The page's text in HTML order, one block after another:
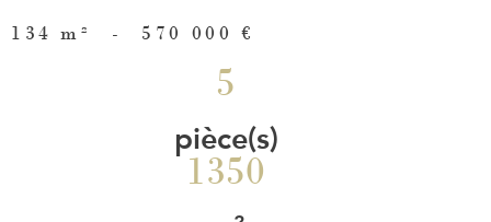
134 m² - 570 000 €
5
pièce(s)
1350